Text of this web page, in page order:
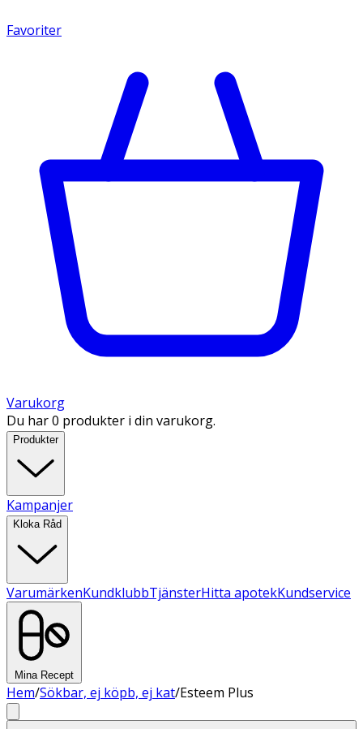
Favoriter
Varukorg
Du har 0 produkter i din varukorg.
Produkter
Kampanjer
Kloka Råd
VarumärkenKundklubbTjänsterHitta apotekKundservice
Mina Recept
Hem/Sökbar, ej köpb, ej kat/Esteem Plus